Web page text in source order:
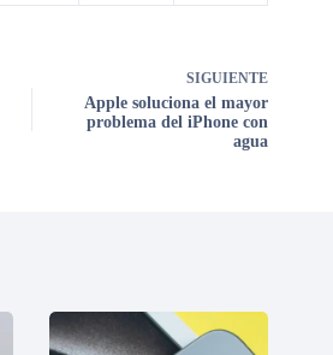
SIGUIENTE
Apple soluciona el mayor
problema del iPhone con
agua